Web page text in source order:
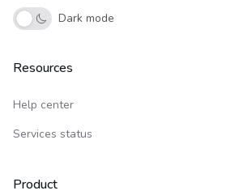
Dark mode
Resources
Help center
Services status
Product